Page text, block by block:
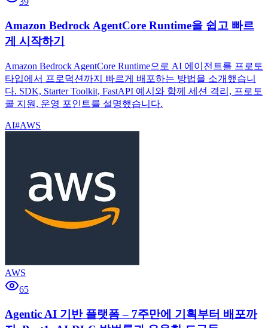
Amazon Bedrock AgentCore Runtime을 쉽고 빠르
게 시작하기
Amazon Bedrock AgentCore Runtime으로 AI 에이전트를 프로토
타입에서 프로덕션까지 빠르게 배포하는 방법을 소개했습니
다. SDK, Starter Toolkit, FastAPI 예시와 함께 세션 격리, 프로토
콜 지원, 운영 포인트를 설명했습니다.
AI#AWS
AWS
65
Agentic AI 기반 플랫폼 – 7주만에 기획부터 배포까